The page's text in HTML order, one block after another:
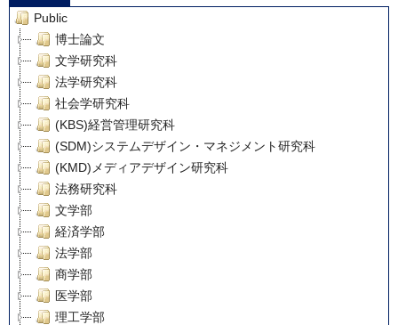
Public
博士論文
文学研究科
法学研究科
社会学研究科
(KBS)経営管理研究科
(SDM)システムデザイン・マネジメント研究科
(KMD)メディアデザイン研究科
法務研究科
文学部
経済学部
法学部
商学部
医学部
理工学部